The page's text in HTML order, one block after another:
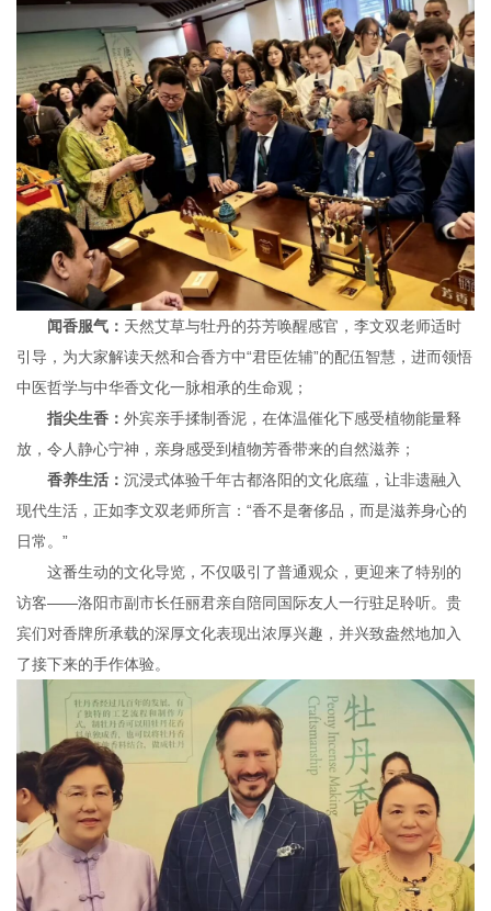
闻香服气： 天然艾草与牡丹的芬芳唤醒感官，李文双老师适时
引导，为大家解读天然和合香方中“君臣佐辅”的配伍智慧，进而领悟
中医哲学与中华香文化一脉相承的生命观；
指尖生香： 外宾亲手揉制香泥，在体温催化下感受植物能量释
放，令人静心宁神，亲身感受到植物芳香带来的自然滋养；
香养生活： 沉浸式体验千年古都洛阳的文化底蕴，让非遗融入
现代生活，正如李文双老师所言：“香不是奢侈品，而是滋养身心的
日常。”
这番生动的文化导览，不仅吸引了普通观众，更迎来了特别的
访客——洛阳市副市长任丽君亲自陪同国际友人一行驻足聆听。贵
宾们对香牌所承载的深厚文化表现出浓厚兴趣，并兴致盎然地加入
了接下来的手作体验。